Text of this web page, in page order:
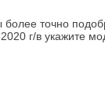
более точно
г/в укажите